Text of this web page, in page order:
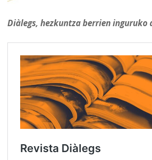
Diàlegs, hezkuntza berrien inguruko